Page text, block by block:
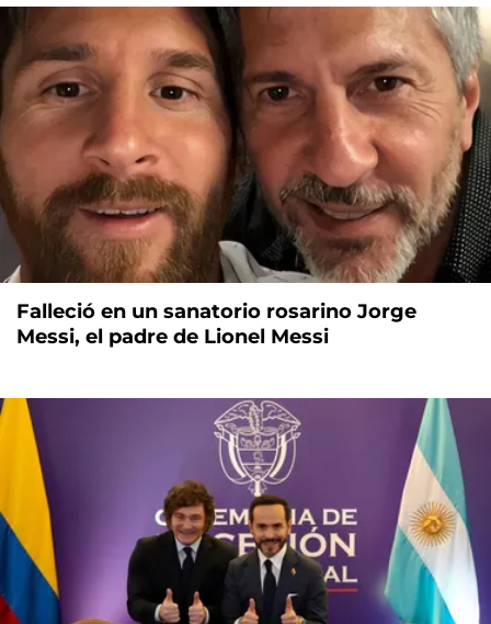
Falleció en un sanatorio rosarino Jorge
Messi, el padre de Lionel Messi